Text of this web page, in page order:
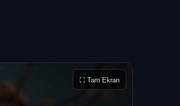
⛶ Tam Ekran